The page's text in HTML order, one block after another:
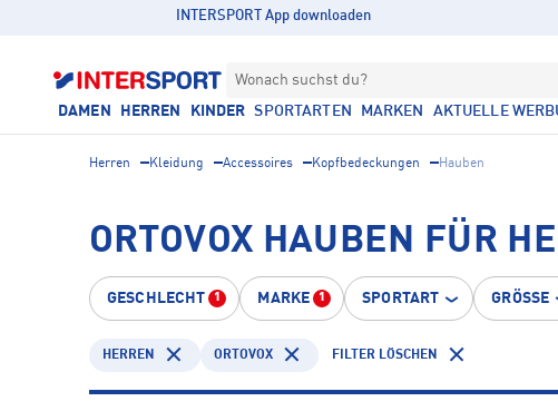
INTERSPORT App downloaden
Wonach suchst du?
DAMEN HERREN KINDER SPORTARTEN MARKEN AKTUELLE
Herren Kleidung Accessoires Kopfbedeckungen Hauben
ORTOVOX HAUBEN FÜR
GESCHLECHT 1 MARKE 1 SPORTART GRÖSSE
HERREN ORTOVOX FILTER LÖSCHEN